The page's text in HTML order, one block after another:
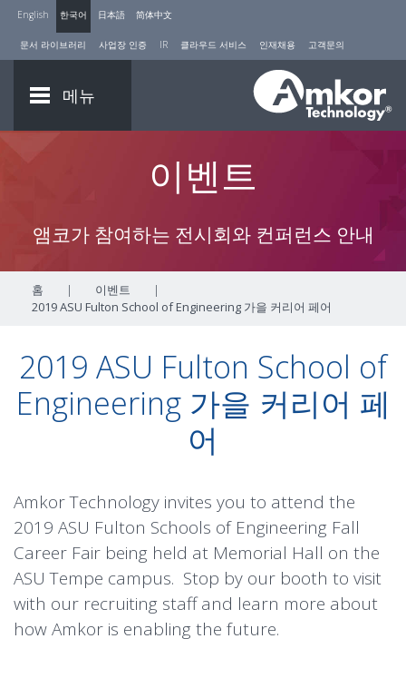
English 한국어 日本語 简体中文
문서 라이브러리 사업장 인증 IR 클라우드 서비스 인재채용 고객문의
메뉴
이벤트
앰코가 참여하는 전시회와 컨퍼런스 안내
홈 | 이벤트
|
2019 ASU Fulton School of Engineering 가을 커리어 페어
2019 ASU Fulton School of
Engineering 가을 커리어 페
어
Amkor Technology invites you to attend the
2019 ASU Fulton Schools of Engineering Fall
Career Fair being held at Memorial Hall on the
ASU Tempe campus. Stop by our booth to visit
with our recruiting staff and learn more about
how Amkor is enabling the future.